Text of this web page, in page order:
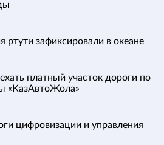
ртути зафиксировали в океане
платный участок дороги по
«КазАвтоЖола»
цифровизации и управления